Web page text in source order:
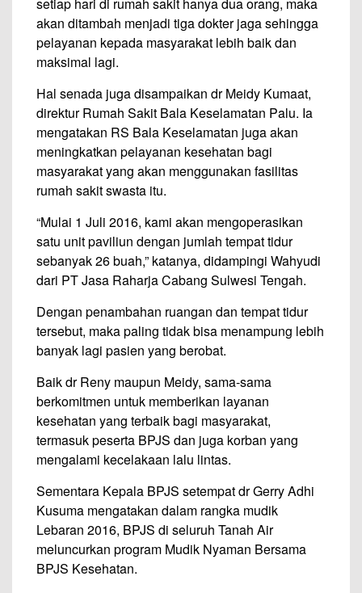
akan ditambah menjadi tiga dokter jaga sehingga
pelayanan kepada masyarakat lebih baik dan
maksimal lagi.
Hal senada juga disampaikan dr Meidy Kumaat,
direktur Rumah Sakit Bala Keselamatan Palu. Ia
mengatakan RS Bala Keselamatan juga akan
meningkatkan pelayanan kesehatan bagi
masyarakat yang akan menggunakan fasilitas
rumah sakit swasta itu.
“Mulai 1 Juli 2016, kami akan mengoperasikan
satu unit paviliun dengan jumlah tempat tidur
sebanyak 26 buah,” katanya, didampingi Wahyudi
dari PT Jasa Raharja Cabang Sulwesi Tengah.
Dengan penambahan ruangan dan tempat tidur
tersebut, maka paling tidak bisa menampung lebih
banyak lagi pasien yang berobat.
Baik dr Reny maupun Meidy, sama-sama
berkomitmen untuk memberikan layanan
kesehatan yang terbaik bagi masyarakat,
termasuk peserta BPJS dan juga korban yang
mengalami kecelakaan lalu lintas.
Sementara Kepala BPJS setempat dr Gerry Adhi
Kusuma mengatakan dalam rangka mudik
Lebaran 2016, BPJS di seluruh Tanah Air
meluncurkan program Mudik Nyaman Bersama
BPJS Kesehatan.